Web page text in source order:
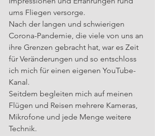
ums Fliegen versorge.
Nach der langen und schwierigen
Corona-Pandemie, die viele von uns an
ihre Grenzen gebracht hat, war es Zeit
für Veränderungen und so entschloss
ich mich für einen eigenen YouTube-
Kanal.
Seitdem begleiten mich auf meinen
Flügen und Reisen mehrere Kameras,
Mikrofone und jede Menge weitere
Technik.